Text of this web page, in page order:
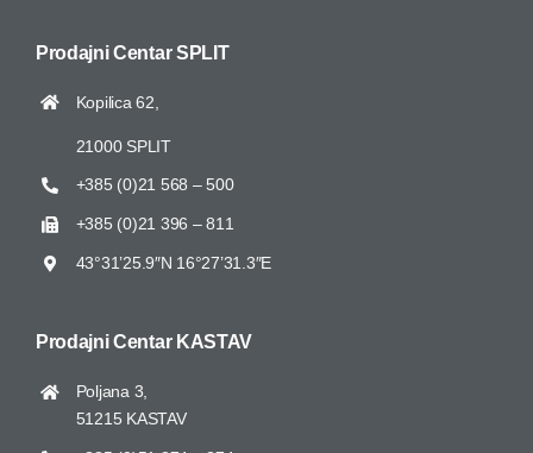
Prodajni CentarSPLIT
Kopilica 62,
21000 SPLIT
+385 (0)21 568 – 500
+385 (0)21 396 – 811
43°31’25.9″N 16°27’31.3″E
Prodajni Centar KASTAV
Poljana 3,
51215 KASTAV